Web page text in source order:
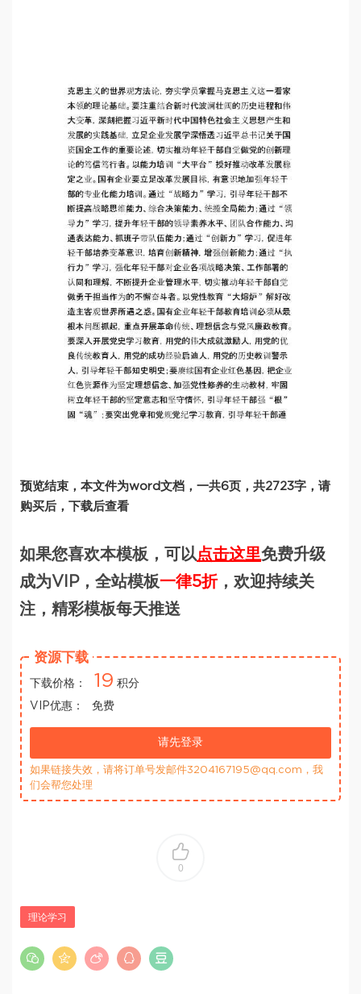
预览结束，本文件为word文档，一共6页，共2723字，请
购买后，下载后查看
如果您喜欢本模板，可以点击这里免费升级
成为VIP，全站模板一律5折，欢迎持续关
注，精彩模板每天推送
资源下载
下载价格： 19 积分
VIP优惠：
免费
请先登录
如果链接失效，请将订单号发邮件3204167195@qq.com，我
们会帮您处理
0
理论学习